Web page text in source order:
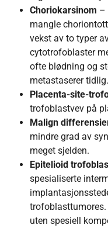
Choriokarsinom –
mangle
vekst av to typer
cytotrofoblaster
ofte blødning og
metastaserer tidlig.
Placenta-site-
trofoblastvev på
Malign
mindre grad av
meget sjelden.
Epitelioid
spesialiserte
uten spesiell